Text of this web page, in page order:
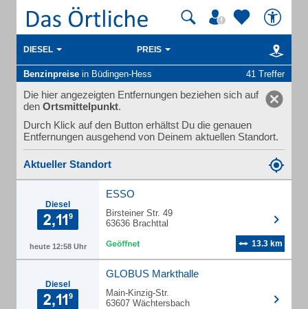
DIESEL PREIS
Benzinpreise in Büdingen-Hess 41 Treffer
Die hier angezeigten Entfernungen beziehen sich auf
den Ortsmittelpunkt.
Durch Klick auf den Button erhältst Du die genauen
Entfernungen ausgehend von Deinem aktuellen Standort.
Aktueller Standort
Diesel
heute 12:58 Uhr
ESSO
Birsteiner Str. 49
63636 Brachttal
13.3 km
Diesel
GLOBUS Markthalle
Main-Kinzig-Str.
63607 Wächtersbach